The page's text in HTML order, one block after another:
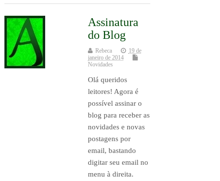
Assinatura
do Blog
Rebeca
19 de
janeiro de 2014
Novidades
Olá queridos
leitores! Agora é
possível assinar o
blog para receber as
novidades e novas
postagens por
email, bastando
digitar seu email no
menu à direita.